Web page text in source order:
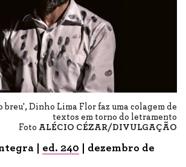
breu', Dinho Lima Flor faz uma colagem de
textos em torno do letramento
Foto ALÉCIO CÉZAR/DIVULGAÇÃO
| ed. 240 | dezembro de